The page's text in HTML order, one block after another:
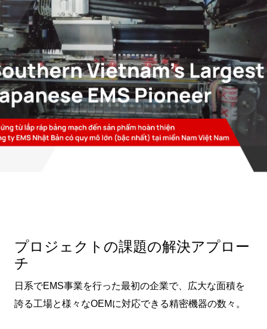
プロジェクトの課題の解決アプロー
チ
日系でEMS事業を行った最初の企業で、広大な面積を
誇る工場と様々なOEMに対応できる精密機器の数々。